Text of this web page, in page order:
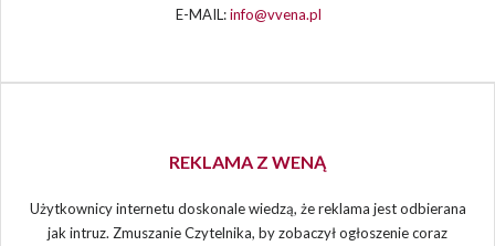
E-MAIL:info@vvena.pl
REKLAMA Z WENĄ
Użytkownicy internetu doskonale wiedzą, że reklama jest odbierana
jak intruz. Zmuszanie Czytelnika, by zobaczył ogłoszenie coraz